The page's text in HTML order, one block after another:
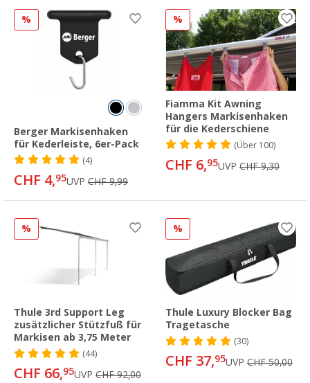
%
Berger Markisenhaken
für Kederleiste, 6er-Pack
(4)
CHF 4,95UVP CHF 9,99
%
Fiamma Kit Awning
Hangers Markisenhaken
für die Kederschiene
(Über100)
CHF 6,95UVP CHF 9,30
%
Thule 3rd Support Leg
zusätzlicher Stützfuß für
Markisen ab 3,75 Meter
(44)
CHF 66,95UVP CHF 92,00
%
Thule Luxury Blocker Bag
Tragetasche
(30)
CHF 37,95UVP CHF 50,00